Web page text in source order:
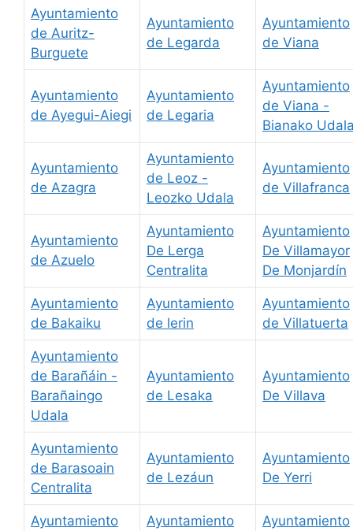
Ayuntamiento
de Auritz-
Burguete
Ayuntamiento
de Legarda
Ayuntamiento
de Viana
Ayuntamiento
de Ayegui-Aiegi
Ayuntamiento
de Legaria
Ayuntamiento
de Viana -
Bianako
Ayuntamiento
de Azagra
Ayuntamiento
de Leoz -
Leozko Udala
Ayuntamiento
de Villafranca
Ayuntamiento
de Azuelo
Ayuntamiento
De Lerga
Centralita
Ayuntamiento
De Villamayor
De Monjardín
Ayuntamiento
de Bakaiku
Ayuntamiento
de lerin
Ayuntamiento
de Villatuerta
Ayuntamiento
de Barañáin -
Barañaingo
Udala
Ayuntamiento
de Lesaka
Ayuntamiento
De Villava
Ayuntamiento
de Barasoain
Centralita
Ayuntamiento
de Lezáun
Ayuntamiento
De Yerri
Ayuntamiento
Ayuntamiento
Ayuntamiento